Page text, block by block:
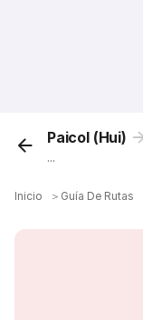
Paicol (Hui)
...
Inicio ＞ Guía De Rutas